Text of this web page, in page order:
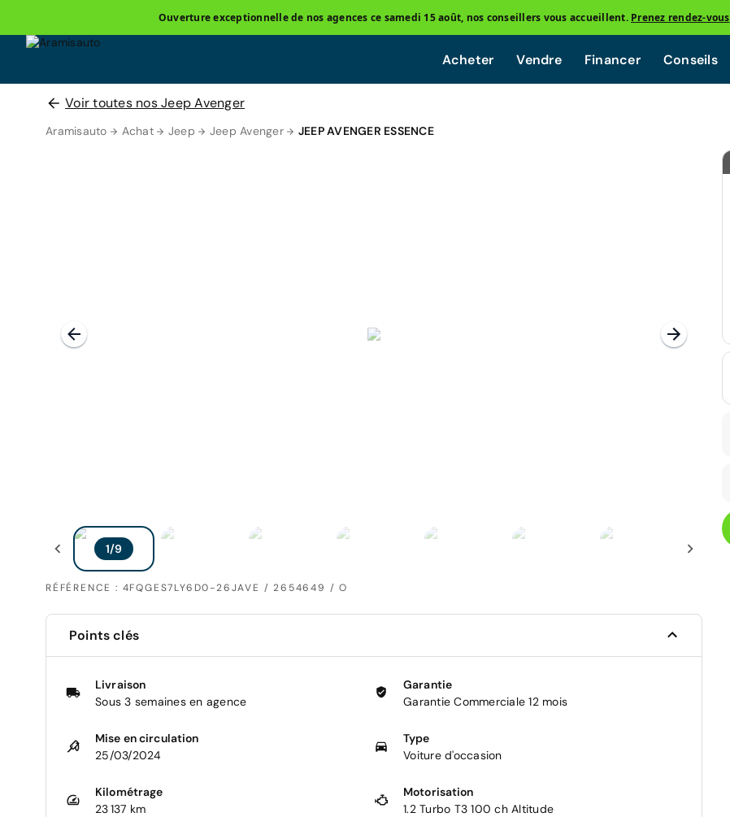
Ouverture exceptionnelle de nos agences ce samedi 15 août, nos conseillers vous accueillent. Prenez rendez-vous
Acheter Vendre Financer Conseils
Voir toutes nos Jeep Avenger
Aramisauto Achat Jeep Jeep Avenger JEEP AVENGER ESSENCE
RÉFÉRENCE : 4FQGES7LY6D0-26JAVE / 2654649 / O
Points clés
Livraison
Sous 3 semaines en agence
Garantie
Garantie Commerciale 12 mois
Mise en circulation
25/03/2024
Type
Voiture d'occasion
Kilométrage
23 137 km
Motorisation
1.2 Turbo T3 100 ch Altitude